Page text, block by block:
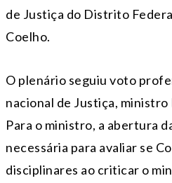
de Justiça do Distrito
Coelho.
O plenário seguiu voto
nacional de Justiça, ministro
Para o ministro, a abertura
necessária para avaliar se
disciplinares ao criticar o